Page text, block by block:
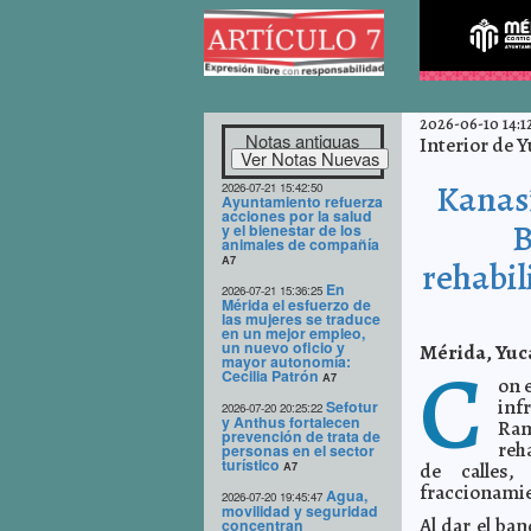
Notas antiguas
2026-07-21 15:42:50
Ayuntamiento refuerza
acciones por la salud
y el bienestar de los
animales de compañía
A7
2026-07-21 15:36:25 En
Mérida el esfuerzo de
las mujeres se traduce
en un mejor empleo,
un nuevo oficio y
mayor autonomía:
Cecilia Patrón A7
2026-07-20 20:25:22 Sefotur
y Anthus fortalecen
prevención de trata de
personas en el sector
turístico A7
2026-07-20 19:45:47 Agua,
movilidad y seguridad
concentran
2026-06-10
Interior de
Mérida,
C on
de calles,